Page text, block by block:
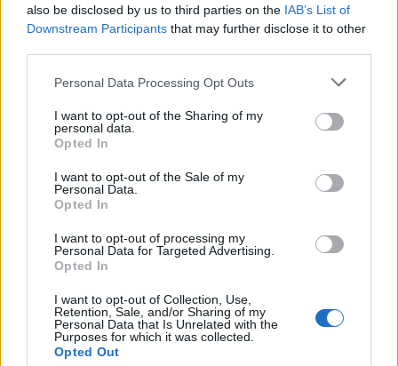
also be disclosed by us to third parties on the IAB’s List of
Downstream Participants that may further disclose it to other
Please note that this website/app uses one or more Google
not limited to your visit or usage behaviour. You may click to
grant or deny consent to Google and its third-party tags to
use your data for below specified purposes in below Google
consent section.
Personal Data Processing Opt Outs
I want to opt-out of the Sharing of my
personal data.
Opted In
I want to opt-out of the Sale of my
Personal Data.
Opted In
I want to opt-out of processing my
Personal Data for Targeted Advertising.
Opted In
I want to opt-out of Collection, Use,
Retention, Sale, and/or Sharing of my
Personal Data that Is Unrelated with the
Purposes for which it was collected.
Opted Out
összedaráltam. Adtam hozzá egy kanál tejfölt, egy
kanál majonézt, egy kanál aprított petrezselymet, és
csak lehetett. Egy tűzálló tálat kiolajoztam,
olívaolajjal, megszórtam egy kis hús fűszerrel,
öntettem rá egy fél pohár vizet, és alufóliával fedtem
alufóliát levettem, és készre sütöttem.
avokádót szintén. A lila hagymával ugyanezt tettem.
Meglocsoltam két evőkanál olívaolajjal, rányomtam
a fél citrom levét, szórtam rá egy csipet chilit, és
sóztam. Végül egy evőkanálnyi aprított
petrezselyemmel is összekevertem.
Köretként én barna riszt főztem hozzá.